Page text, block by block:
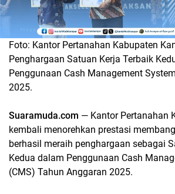
Foto: Kantor Pertanahan Kabupaten
Penghargaan Satuan Kerja Terbaik
Penggunaan Cash Management
2025.
Suaramuda.com — Kantor Pertanahan
kembali menorehkan prestasi
berhasil meraih penghargaan sebagai
Kedua dalam Penggunaan Cash
(CMS) Tahun Anggaran 2025.